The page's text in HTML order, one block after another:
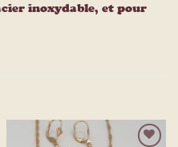
inoxydable, et pour